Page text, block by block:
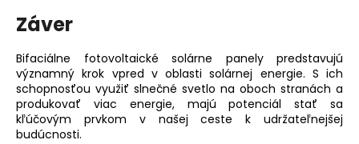
Záver
Bifaciálne fotovoltaické solárne panely predstavujú
významný krok vpred v oblasti solárnej energie. S ich
schopnosťou využiť slnečné svetlo na oboch stranách a
produkovať viac energie, majú potenciál stať sa
kľúčovým prvkom v našej ceste k udržateľnejšej
budúcnosti.